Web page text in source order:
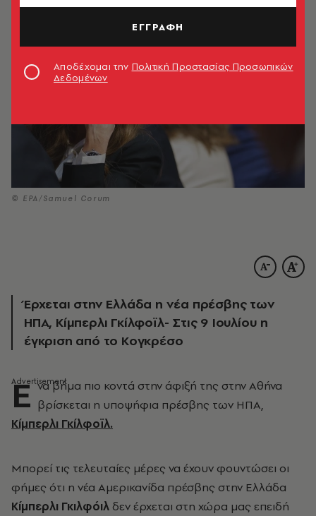
© EPA/Samuel Corum
Έρχεται στην Ελλάδα η νέα πρέσβης των
ΗΠΑ, Κίμπερλι Γκίλφοϊλ- Στις 9 Ιουλίου η
έγκριση από το Κογκρέσο
Ε να βήμα πιο κοντά στην άφιξή της στην Αθήνα
βρίσκεται η υποψήφια πρέσβης των ΗΠΑ,
Κίμπερλι Γκίλφοϊλ.
Μπορεί τις τελευταίες μέρες να έχουν φουντώσει οι
φήμες ότι η νέα Αμερικανίδα πρέσβης στην Ελλάδα
Κίμπερλι Γκιλφόιλ δεν έρχεται στη χώρα μας επειδή
ΕΓΓΡΑΦΗ
Αποδέχομαι την Πολιτική Προστασίας Προσωπικών
Δεδομένων